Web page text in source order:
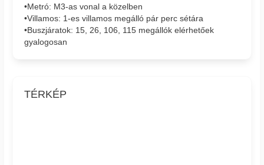
•Metró: M3-as vonal a közelben
•Villamos: 1-es villamos megálló pár perc sétára
•Buszjáratok: 15, 26, 106, 115 megállók elérhetőek
gyalogosan
TÉRKÉP